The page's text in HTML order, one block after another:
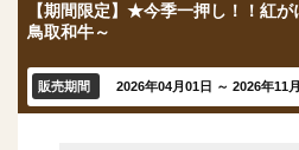
【期間限定】★今季一押し！！紅
鳥取和牛～
販売期間 2026年04月01日 ～ 2026年11